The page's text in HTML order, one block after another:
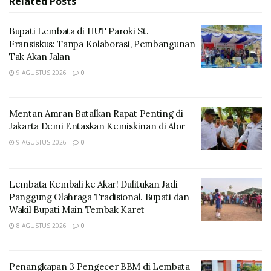
maupun sosial.
Kegiatan dilanjutkan dengan penyuluhan informasi
kesehatan dan Perilaku Hidup Bersih dan Sehat (PHBS)
oleh petugas Puskesmas Lewoleba Maria Theresia
Kapela Lapas Lembata.
Bupati Lembata di HUT Paroki St.
Fransiskus: Tanpa Kolaborasi, Pembangunan
Tak Akan Jalan
9 AGUSTUS 2026 0
Mentan Amran Batalkan Rapat Penting di
Jakarta Demi Entaskan Kemiskinan di Alor
9 AGUSTUS 2026 0
Lembata Kembali ke Akar! Dulitukan Jadi
Panggung Olahraga Tradisional. Bupati dan
Wakil Bupati Main Tembak Karet
8 AGUSTUS 2026 0
Penangkapan 3 Pengecer BBM di Lembata